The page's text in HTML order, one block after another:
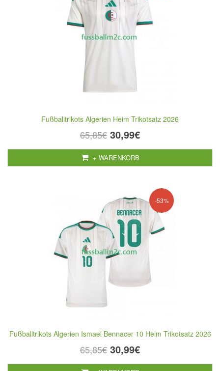
Fußballtrikots Algerien Heim Trikotsatz 2026
65,85€ 30,99€
+ WARENKORB
-53%
Fußballtrikots Algerien Ismael Bennacer 10 Heim Trikotsatz 2026
65,85€ 30,99€